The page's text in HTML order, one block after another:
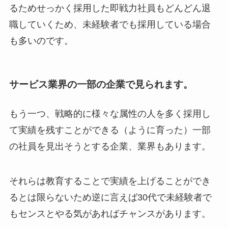
るためせっかく採用した即戦力社員もどんどん退
職していくため、未経験者でも採用している場合
も多いのです。
サービス業界の一部の企業で見られます。
もう一つ、戦略的に様々な属性の人を多く採用し
て実績を残すことができる（ように育った）一部
の社員を見出そうとする企業、業界もあります。
それらは教育することで実績を上げることができ
るとは限らないため逆に言えば30代で未経験者で
もセンスとやる気があればチャンスがあります。